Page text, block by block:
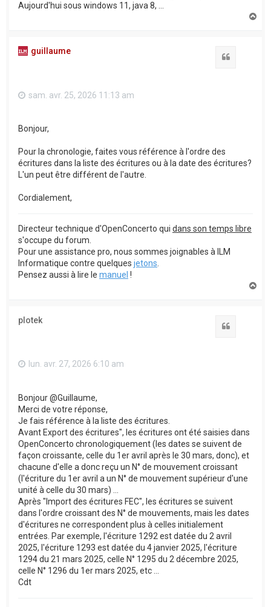
Aujourd'hui sous windows 11, java 8, ...
guillaume
sam. avr. 25, 2026 11:13 am
Bonjour,
Pour la chronologie, faites vous référence à l'ordre des
écritures dans la liste des écritures ou à la date des écritures?
L'un peut être différent de l'autre.
Cordialement,
Directeur technique d'OpenConcerto qui dans son temps libre
s'occupe du forum.
Pour une assistance pro, nous sommes joignables à ILM
Informatique contre quelques jetons
Pensez aussi à lire le manuel !
plotek
lun. avr. 27, 2026 6:10 am
Bonjour @Guillaume,
Merci de votre réponse,
Je fais référence à la liste des écritures.
Avant Export des écritures", les écritures ont été saisies dans
OpenConcerto chronologiquement (les dates se suivent de
façon croissante, celle du 1er avril après le 30 mars, donc), et
chacune d'elle a donc reçu un N° de mouvement croissant
(l'écriture du 1er avril a un N° de mouvement supérieur d'une
unité à celle du 30 mars) ...
Après "Import des écritures FEC", les écritures se suivent
dans l'ordre croissant des N° de mouvements, mais les dates
d'écritures ne correspondent plus à celles initialement
entrées. Par exemple, l'écriture 1292 est datée du 2 avril
2025, l'écriture 1293 est datée du 4 janvier 2025, l'écriture
1294 du 21 mars 2025, celle N° 1295 du 2 décembre 2025,
celle N° 1296 du 1er mars 2025, etc ...
Cdt